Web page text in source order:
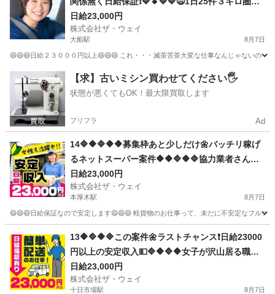
の配送❗️朝10：30出勤で2.3万円以上を楽々GET✨
✨
日給23,000円
株式会社ザ・ウェイ
大船駅 8月7日
😄😄😄日給２３０００円以上😄😄😄 これ・・・滅茶苦茶大変な仕事なんじゃないの
神奈川 鎌倉市 大船駅 配送 ネットスーパー
【求】古いミシン買わせてください🖐️
状態が悪くてもOK！最大限買取します
プリフラ Ad
14🔷🔶🔷🔶🔶募集枠あと少しだけ🌼バッチリ稼げ
るネットスーパー案件🔶🔶🔷🔶🔷協力業者さんも
募集していま～す🔥
日給23,000円
株式会社ザ・ウェイ
本厚木駅 8月7日
😄😄😄日給保証なので安定します😄😄😄 軽貨物のお仕事って、未だに不安定なフル
本厚木駅 配送 ネットスーパー
13🔶🔷🔶🔷この案件🌼ラストチャンス❗️日給23000
円以上の安定収入💵🔷🔶🔷🔶女子が沢山居る職場
～🎵お気軽に御応募ください😄
日給23,000円
株式会社ザ・ウェイ
十日市場駅 8月7日